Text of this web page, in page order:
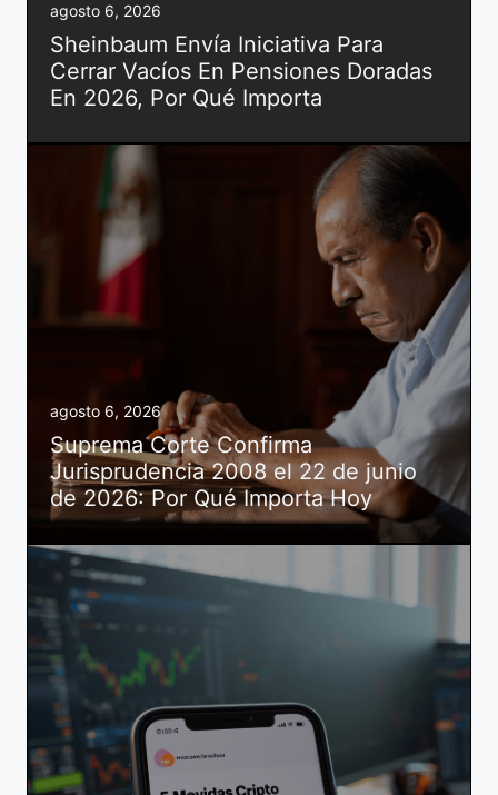
agosto 6, 2026
Sheinbaum Envía Iniciativa Para
Cerrar Vacíos En Pensiones Doradas
En 2026, Por Qué Importa
agosto 6, 2026
Suprema Corte Confirma
Jurisprudencia 2008 el 22 de junio
de 2026: Por Qué Importa Hoy